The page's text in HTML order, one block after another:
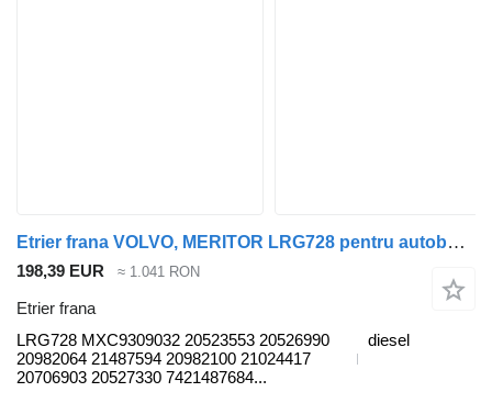
Etrier frana VOLVO, MERITOR LRG728 pentru autobuz Volvo B6, B7, B9, B10, B12 bus (1978-2011)
198,39 EUR ≈ 1.041 RON
Etrier frana
LRG728 MXC9309032 20523553 20526990
20982064 21487594 20982100 21024417
20706903 20527330 7421487684...
diesel